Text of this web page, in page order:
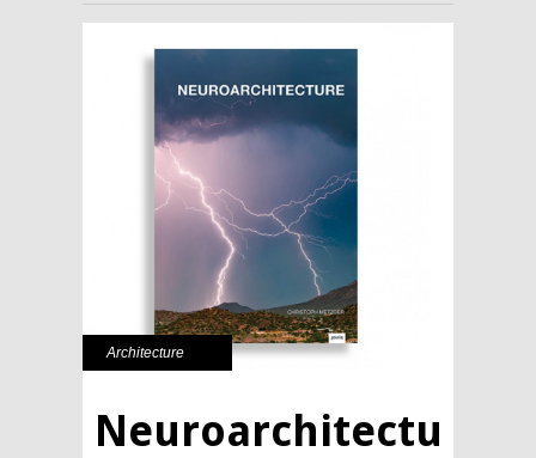
Architecture
Neuroarchitecture